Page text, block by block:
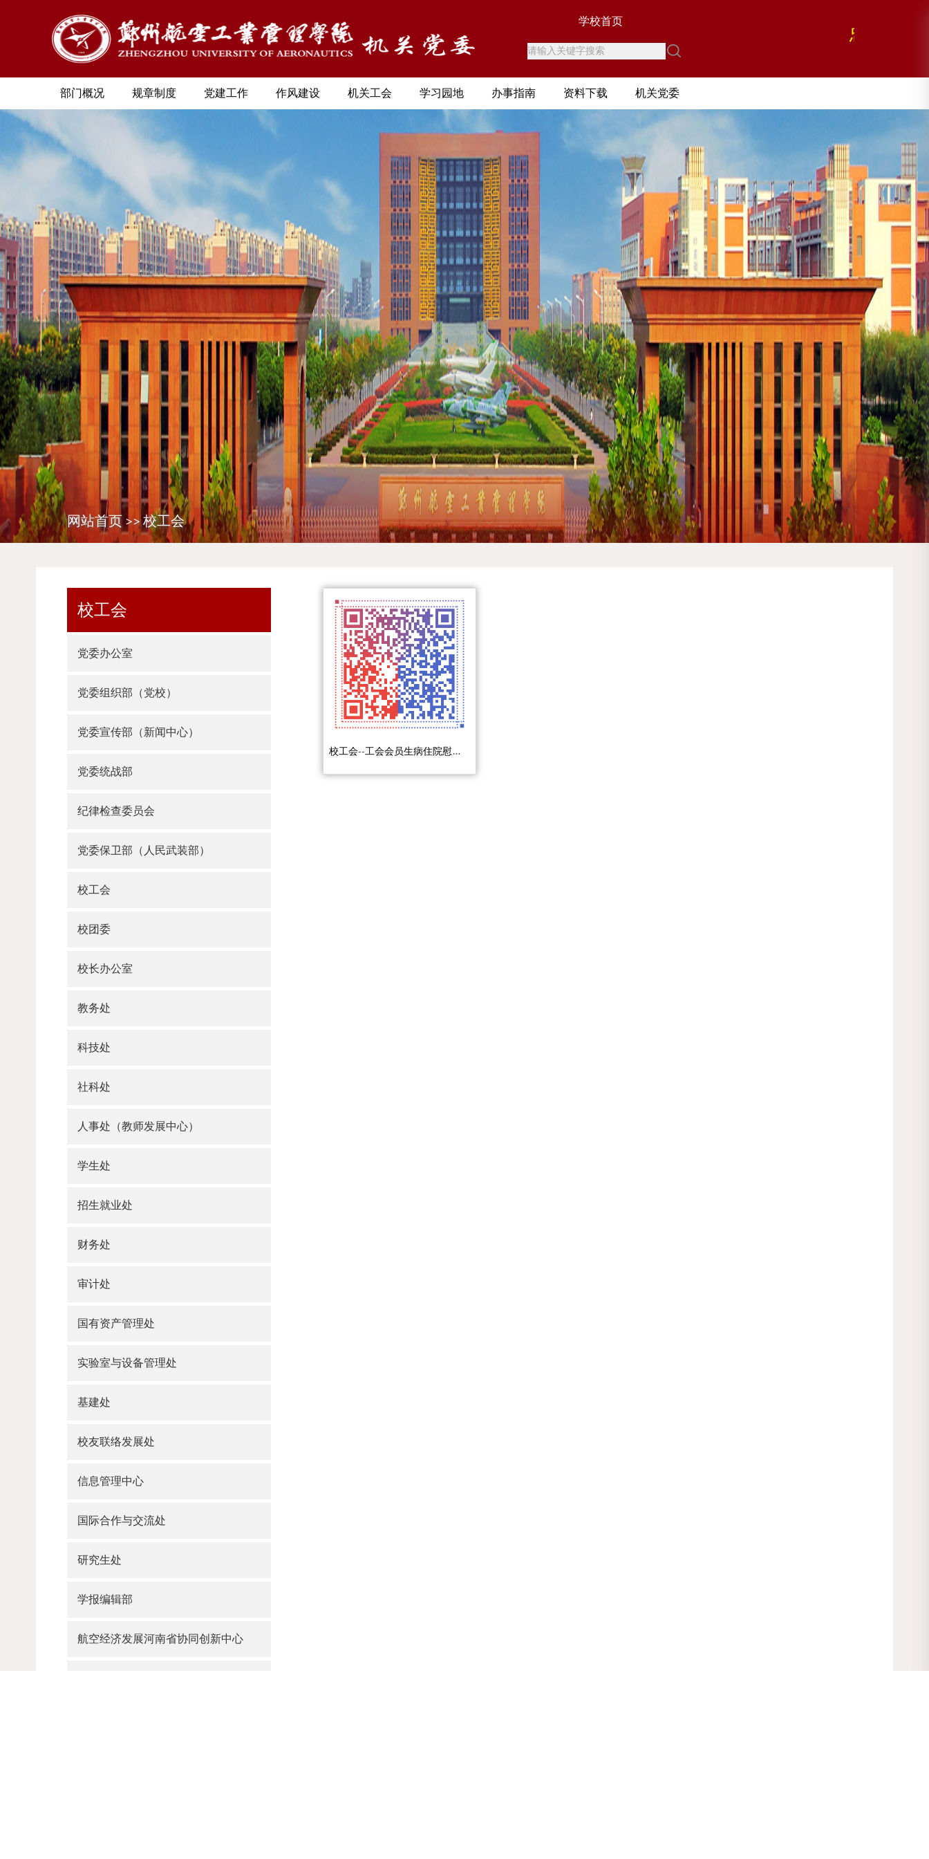
学校首页
忠 诚 担
部门概况 规章制度 党建工作 作风建设 机关工会 学习园地 办事指南 资料下载 机关党委
网站首页 >>校工会
校工会
党委办公室
党委组织部（党校）
党委宣传部（新闻中心）
党委统战部
纪律检查委员会
党委保卫部（人民武装部）
校工会
校团委
校长办公室
教务处
科技处
社科处
人事处（教师发展中心）
学生处
招生就业处
财务处
审计处
国有资产管理处
实验室与设备管理处
基建处
校友联络发展处
信息管理中心
国际合作与交流处
研究生处
学报编辑部
航空经济发展河南省协同创新中心
校工会--工会会员生病住院慰问金报销事项